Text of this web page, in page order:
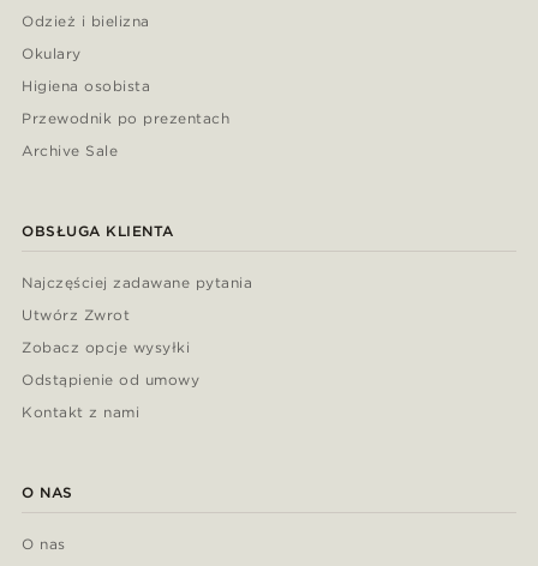
Odzież i bielizna
Okulary
Higiena osobista
Przewodnik po prezentach
Archive Sale
OBSŁUGA KLIENTA
Najczęściej zadawane pytania
Utwórz Zwrot
Zobacz opcje wysyłki
Odstąpienie od umowy
Kontakt z nami
O NAS
O nas